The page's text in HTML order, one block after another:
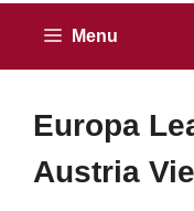
Menu
Europa
Austria